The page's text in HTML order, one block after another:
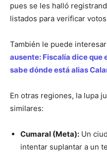
pues se les halló
listados para verificar
También le puede
ausente: Fiscalía dice que
sabe dónde está alias
En otras regiones, la lupa
similares:
Cumaral (Meta): Un
intentar suplantar a un